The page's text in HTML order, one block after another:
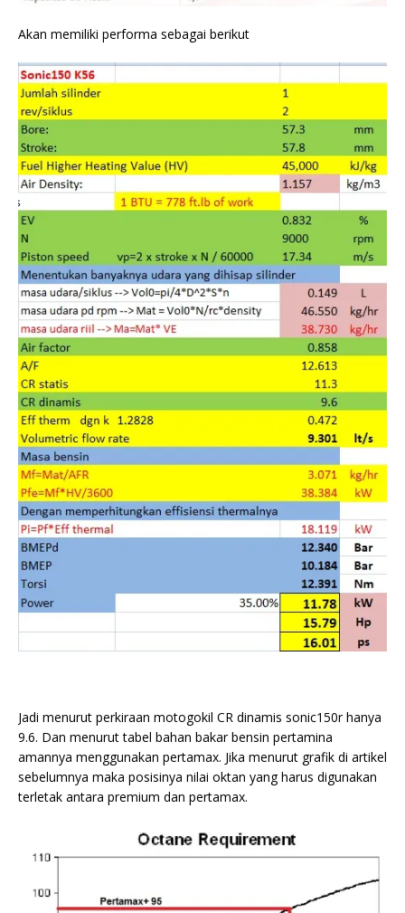
Akan memiliki performa sebagai berikut
Jadi menurut perkiraan motogokil CR dinamis sonic150r hanya
9.6. Dan menurut tabel bahan bakar bensin pertamina
amannya menggunakan pertamax. Jika menurut grafik di artikel
sebelumnya maka posisinya nilai oktan yang harus digunakan
terletak antara premium dan pertamax.